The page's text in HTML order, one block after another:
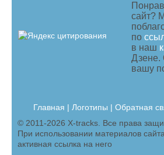
сайт?
по
в наш
Дзене.
вашу
Главная | Логотипы | Обратная
© 2011-2026 X-tracks. Все права
При использовании материалов
активная ссылка на него